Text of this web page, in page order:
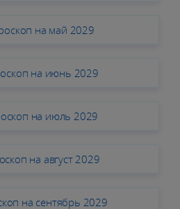
на май 2029
на июнь 2029
на июль 2029
на август 2029
на сентябрь 2029